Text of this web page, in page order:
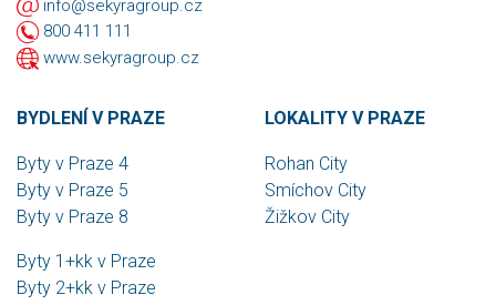
info@sekyragroup.cz
800 411 111
www.sekyragroup.cz
LOKALITY V PRAZE
Rohan City
Smíchov City
Žižkov City
BYDLENÍ V PRAZE
Byty v Praze 4
Byty v Praze 5
Byty v Praze 8
Byty 1+kk v Praze
Byty 2+kk v Praze